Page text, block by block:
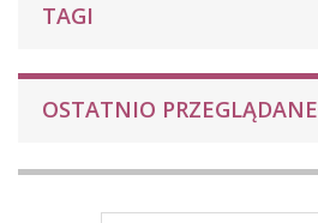
TAGI
OSTATNIO PRZEGLĄDANE